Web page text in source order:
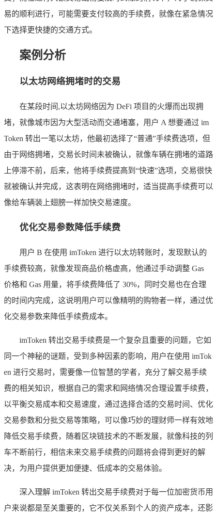
易的顺利进行，可能需要支付较高的手续费，就像在紧急情况
下选择更快捷的交通方式。
案例分析
以太坊网络拥堵时的交易
在某段时间,以太坊网络因为 DeFi 项目的火爆而出现拥
堵，就像城市因为大型活动而交通堵塞，用户 A 想要通过 im
Token 转出一笔以太坊，他最初选择了“普通”手续费选项，但
由于网络拥堵，交易长时间未被确认，就像车辆在拥堵的道路
上停滞不前，后来，他将手续费提高到“快速”选项，交易很快
就被确认并完成，这表明在网络拥堵时，适当提高手续费可以
像给车辆装上翅膀一样加快交易速度。
优化交易参数降低手续费
用户 B 在使用 imToken 进行以太坊转账时，发现默认的
手续费较高，就像发现商品价格虚高，他通过手动调整 Gas
价格和 Gas 用量，将手续费降低了 30%，同时交易也在合理
的时间内完成，这说明用户可以像精明的购物者一样，通过优
化交易参数来降低手续费成本。
imToken 转出交易手续费是一个复杂且重要的问题，它如
同一个神秘的谜题，受到多种因素的影响，用户在使用 imTok
en 进行交易时，需要像一位智慧的学者，充分了解交易手续
费的相关知识，根据自己的需求和网络情况合理设置手续费，
以平衡交易成本和交易速度，通过选择合适的交易时间、优化
交易参数和分批交易等策略，可以像巧妙的理财师一样有效地
降低交易手续费，随着区块链技术的不断发展，就像科技的列
车不断前行，相信未来交易手续费的问题将会得到更好的解
决，为用户提供更加便捷、低成本的交易体验。
深入理解 imToken 转出交易手续费对于每一位加密货币用
户来说都是至关重要的，它不仅关系到个人的资产成本，还影